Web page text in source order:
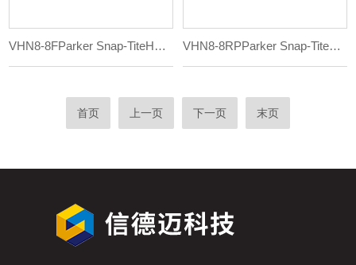
VHN8-8FParker Snap-TiteH系列快速接头VHN8-8F VHN8-8RPParker Snap-TiteH系列快速接头VHN8-8RP
首页 上一页 下一页 末页